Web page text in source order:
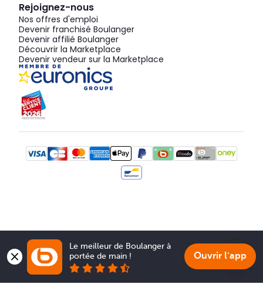
Rejoignez-nous
Nos offres d'emploi
Devenir franchisé Boulanger
Devenir affilié Boulanger
Découvrir la Marketplace
Devenir vendeur sur la Marketplace
Le meilleur de Boulanger à
portée de main !
Ouvrir l'app